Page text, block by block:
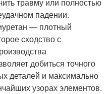
падении.
— плотный
сходство с
добиться точного
деталей и максимально
узорах элементов.